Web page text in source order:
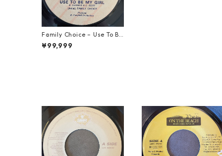
Family Choice – Use To Be
My Girl【7-22004】
¥99,999